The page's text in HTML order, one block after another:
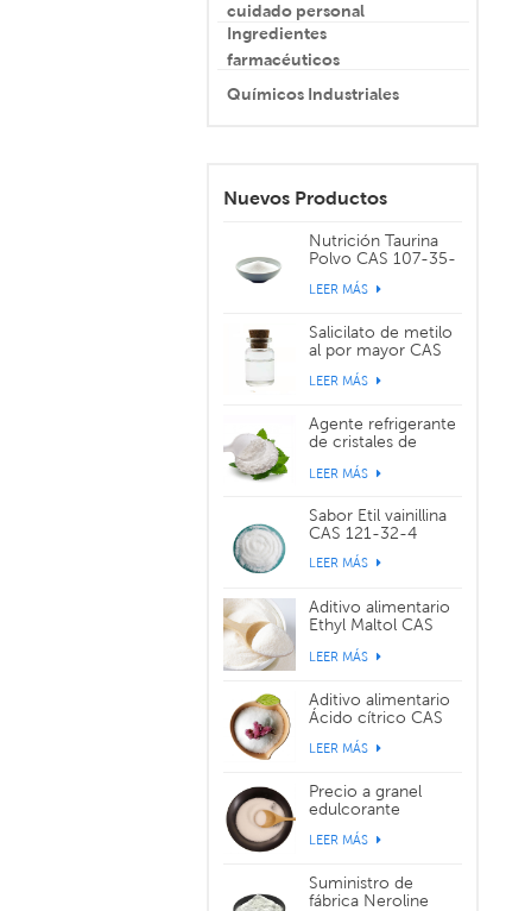
cuidado personal
Ingredientes
farmacéuticos
Químicos Industriales
Nuevos Productos
Nutrición Taurina
Polvo CAS 107-35-
LEER MÁS
Salicilato de metilo
al por mayor CAS
LEER MÁS
Agente refrigerante
de cristales de
39711-79-0
LEER MÁS
Sabor Etil vainillina
CAS 121-32-4
LEER MÁS
Aditivo alimentario
Ethyl Maltol CAS
LEER MÁS
Aditivo alimentario
Ácido cítrico CAS
LEER MÁS
Precio a granel
edulcorante
sucralosa CAS
LEER MÁS
Suministro de
fábrica Neroline